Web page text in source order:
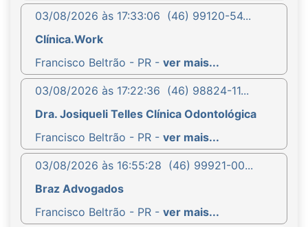
03/08/2026 às 17:33:06 (46) 99120-54...
Clínica.Work
Francisco Beltrão - PR - ver mais...
03/08/2026 às 17:22:36 (46) 98824-11...
Dra. Josiqueli Telles Clínica Odontológica
Francisco Beltrão - PR - ver mais...
03/08/2026 às 16:55:28 (46) 99921-00...
Braz Advogados
Francisco Beltrão - PR - ver mais...